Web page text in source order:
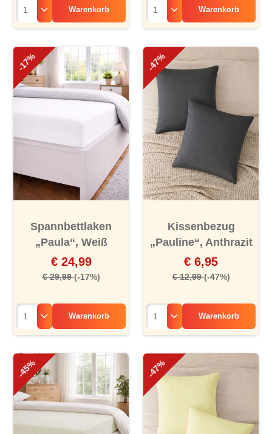
Warenkorb Warenkorb
-17%
Spannbettlaken
„Paula“, Weiß
€ 24,99
€ 29,99(-17%)
Warenkorb
-47%
Kissenbezug
„Pauline“, Anthrazit
€ 6,95
€ 12,99(-47%)
Warenkorb
-45% -47%